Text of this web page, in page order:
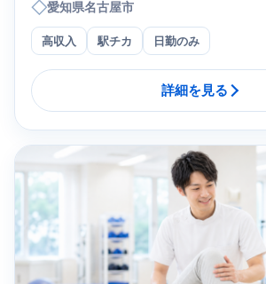
◇愛知県名古屋市
高収入 駅チカ 日勤のみ
詳細を見る